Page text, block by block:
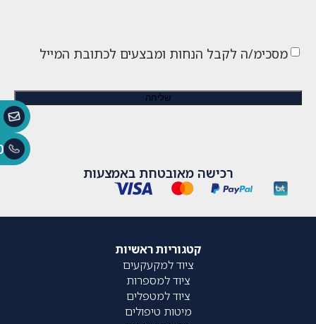
מסכימ/ה לקבל הנחות ומבצעים לכתובת המייל
רכישה מאובטחת באמצעות
קטגוריות ראשיות
ציוד למקעקעים
ציוד למספרות
ציוד למטפלים
מיטות טיפולים